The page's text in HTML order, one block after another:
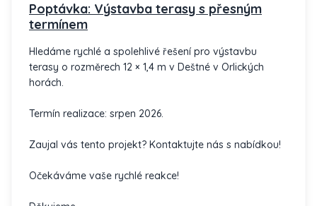
Poptávka: Výstavba terasy s přesným
termínem
Hledáme rychlé a spolehlivé řešení pro výstavbu
terasy o rozměrech 12 × 1,4 m v Deštné v Orlických
horách.
Termín realizace: srpen 2026.
Zaujal vás tento projekt? Kontaktujte nás s nabídkou!
Očekáváme vaše rychlé reakce!